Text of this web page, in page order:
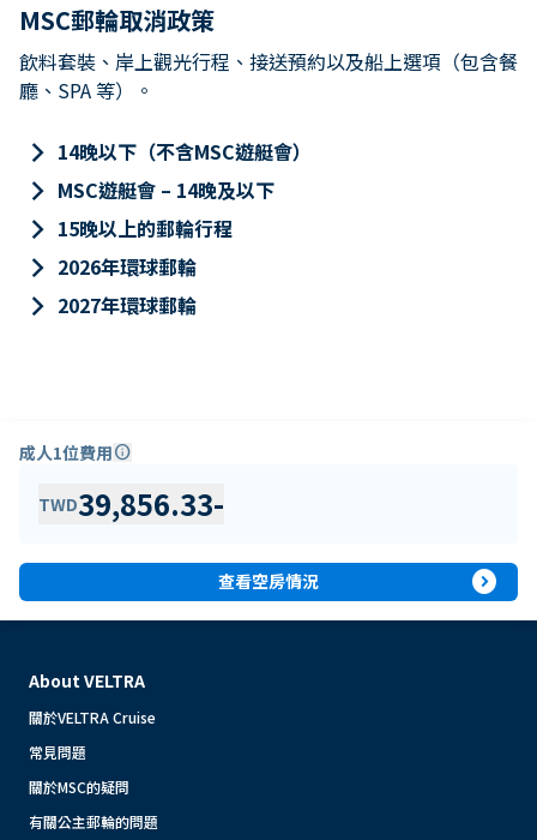
MSC郵輪取消政策
飲料套裝、岸上觀光行程、接送預約以及船上選項（包含餐
廳、SPA 等）。
keyboard_arrow_right 14晚以下（不含MSC遊艇會）
keyboard_arrow_right MSC遊艇會 – 14晚及以下
keyboard_arrow_right 15晚以上的郵輪行程
keyboard_arrow_right 2026年環球郵輪
keyboard_arrow_right 2027年環球郵輪
成人1位費用info
TWD39,856.33-
查看空房情況 expand_circle_right
About VELTRA
關於VELTRA Cruise
常見問題
關於MSC的疑問
有關公主郵輪的問題